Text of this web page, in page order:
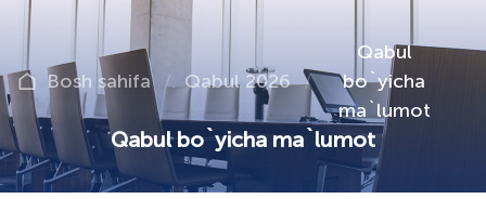
Bosh sahifa Qabul 2026
Qabul
bo`yicha
ma`lumot
Qabul bo`yicha ma`lumot